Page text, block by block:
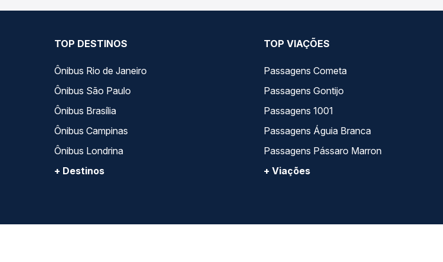
TOP DESTINOS
Ônibus Rio de Janeiro
Ônibus São Paulo
Ônibus Brasília
Ônibus Campinas
Ônibus Londrina
+ Destinos
TOP VIAÇÕES
Passagens Cometa
Passagens Gontijo
Passagens 1001
Passagens Águia Branca
Passagens Pássaro Marron
+ Viações